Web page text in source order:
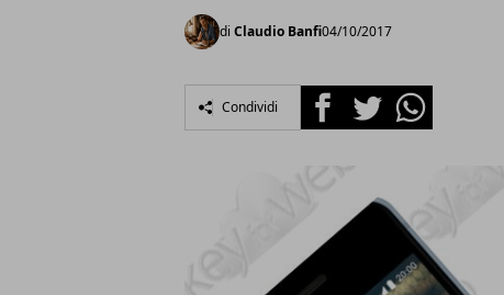
di Claudio Banfi04/10/2017
Condividi FacebookTwitterWhatsapp